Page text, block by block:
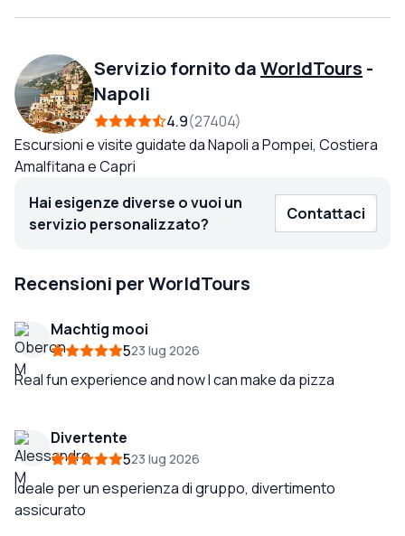
Servizio fornito daWorldTours -
Napoli
4.9 27404
Escursioni e visite guidate da Napoli a Pompei, Costiera
Amalfitana e Capri
Hai esigenze diverse o vuoi un
servizio personalizzato?
Contattaci
Recensioni per WorldTours
Machtig mooi
523 lug 2026
Real fun experience and now I can make da pizza
Divertente
523 lug 2026
Ideale per un esperienza di gruppo, divertimento
assicurato